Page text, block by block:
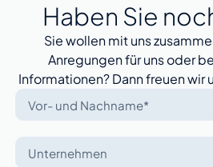
Haben Sie
Sie wollen mit uns
Anregungen für uns oder
Informationen? Dann freuen wir